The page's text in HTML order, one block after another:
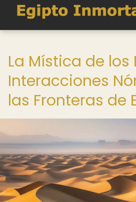
La Mística de los
Interacciones
las Fronteras de